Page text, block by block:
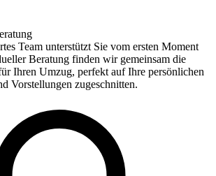
Team unterstützt Sie vom ersten Moment
Beratung finden wir gemeinsam die
Ihren Umzug, perfekt auf Ihre persönlichen
Vorstellungen zugeschnitten.